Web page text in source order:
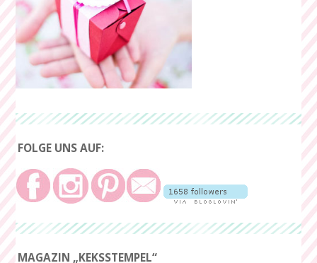
FOLGE UNS AUF:
MAGAZIN „KEKSSTEMPEL“